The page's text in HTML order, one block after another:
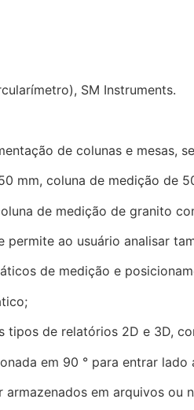
SM Instruments.
de colunas e mesas,
mm, coluna de medição de
de medição de granito
ao usuário analisar
de medição e
tipos de relatórios 2D e 3D,
em 90 ° para entrar lado
armazenados em arquivos